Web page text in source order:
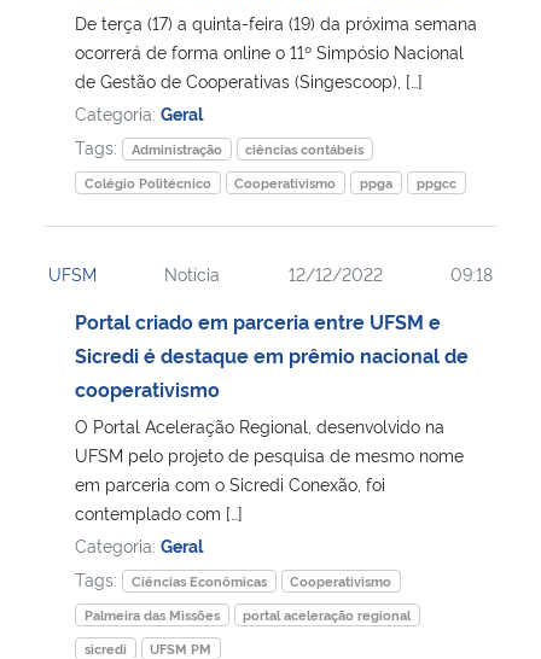
De terça (17) a quinta-feira (19) da próxima semana
ocorrerá de forma online o 11º Simpósio Nacional
de Gestão de Cooperativas (Singescoop), […]
Categoria: Geral
Tags:
Administração
ciências contábeis
Colégio Politécnico
Cooperativismo ppga ppgcc
UFSM Notícia 12/12/2022 09:18
Portal criado em parceria entre UFSM e
Sicredi é destaque em prêmio nacional de
cooperativismo
O Portal Aceleração Regional, desenvolvido na
UFSM pelo projeto de pesquisa de mesmo nome
em parceria com o Sicredi Conexão, foi
contemplado com […]
Categoria: Geral
Tags:
Ciências Econômicas
Cooperativismo
Palmeira das Missões
portal aceleração regional
sicredi
UFSM PM